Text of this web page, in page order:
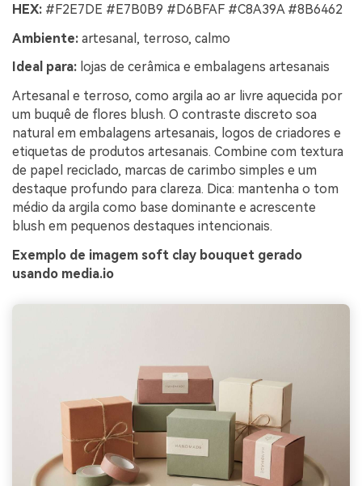
HEX: #F2E7DE #E7B0B9 #D6BFAF #C8A39A #8B6462
Ambiente: artesanal, terroso, calmo
Ideal para: lojas de cerâmica e embalagens artesanais
Artesanal e terroso, como argila ao ar livre aquecida por
um buquê de flores blush. O contraste discreto soa
natural em embalagens artesanais, logos de criadores e
etiquetas de produtos artesanais. Combine com textura
de papel reciclado, marcas de carimbo simples e um
destaque profundo para clareza. Dica: mantenha o tom
médio da argila como base dominante e acrescente
blush em pequenos destaques intencionais.
Exemplo de imagem soft clay bouquet gerado
usando media.io